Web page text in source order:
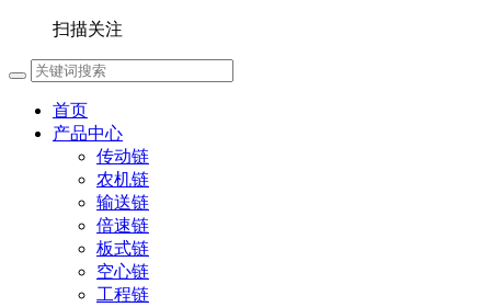
扫描关注
首页
产品中心
传动链
农机链
输送链
倍速链
板式链
空心链
工程链